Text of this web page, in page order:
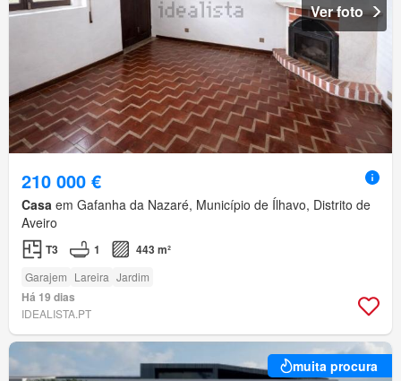
Ver foto
210 000 €
Casa em Gafanha da Nazaré, Município de Ílhavo, Distrito de
Aveiro
T3 1 443 m²
Garajem Lareira Jardim
Há 19 dias
IDEALISTA.PT
muita procura